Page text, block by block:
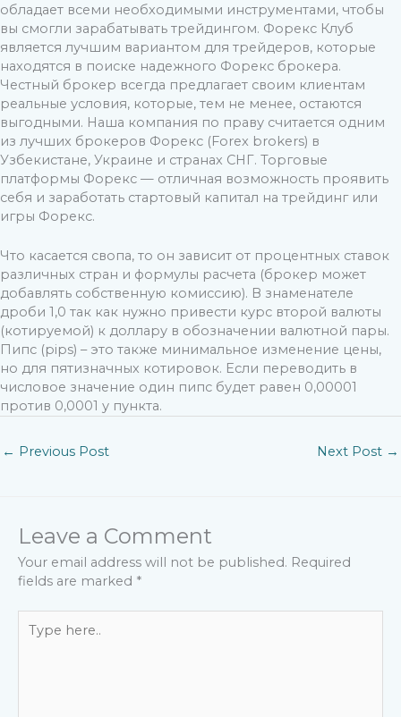
обладает всеми необходимыми инструментами, чтобы
вы смогли зарабатывать трейдингом. Форекс Клуб
является лучшим вариантом для трейдеров, которые
находятся в поиске надежного Форекс брокера.
Честный брокер всегда предлагает своим клиентам
реальные условия, которые, тем не менее, остаются
выгодными. Наша компания по праву считается одним
из лучших брокеров Форекс (Forex brokers) в
Узбекистане, Украине и странах СНГ. Торговые
платформы Форекс — отличная возможность проявить
себя и заработать стартовый капитал на трейдинг или
игры Форекс.
Что касается свопа, то он зависит от процентных ставок
различных стран и формулы расчета (брокер может
добавлять собственную комиссию). В знаменателе
дроби 1,0 так как нужно привести курс второй валюты
(котируемой) к доллару в обозначении валютной пары.
Пипс (pips) – это также минимальное изменение цены,
но для пятизначных котировок. Если переводить в
числовое значение один пипс будет равен 0,00001
против 0,0001 у пункта.
← Previous Post Next Post →
Leave a Comment
Your email address will not be published. Required
fields are marked *
here..